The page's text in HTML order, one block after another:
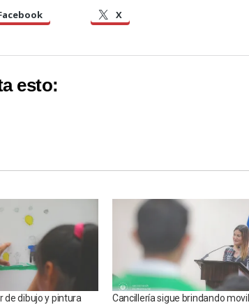
X
esto:
de dibujo y pintura
Cancillería sigue brindando